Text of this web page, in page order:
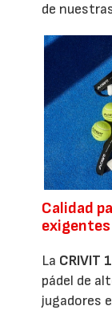
de
Calidad
exigentes
La CRIVIT
pádel de
jugadores